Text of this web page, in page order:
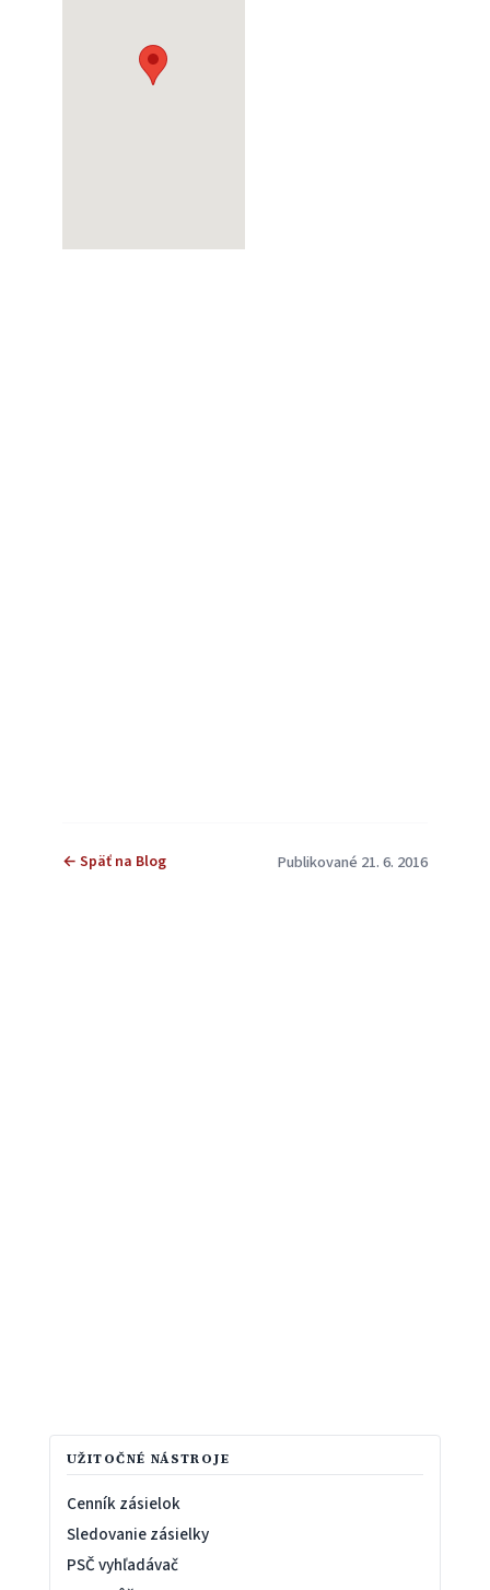
← Späť na Blog Publikované 21. 6. 2016
UŽITOČNÉ NÁSTROJE
Cenník zásielok
Sledovanie zásielky
PSČ vyhľadávač